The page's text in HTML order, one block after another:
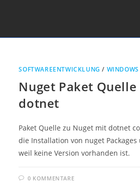
SOFTWAREENTWICKLUNG / WINDOWS
Nuget Paket
dotnet
Paket Quelle zu Nuget mit dotnet
die Installation von nuget
weil keine Version vorhanden ist.
0 KOMMENTARE